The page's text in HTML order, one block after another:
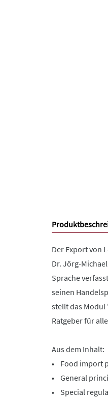
Der Export von
Dr. Jörg-
Sprache
seinen
stellt das
Ratgeber für
Aus dem Inhalt:
• Food import
• General
• Special